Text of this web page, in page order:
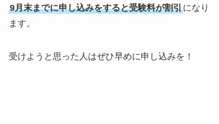
9月末までに申し込みをすると受験料が割引になり
ます。
受けようと思った人はぜひ早めに申し込みを！